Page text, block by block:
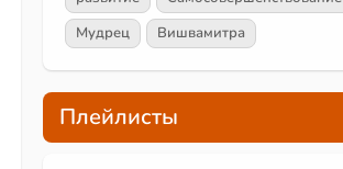
Мудрец
Вишвамитра
Плейлисты